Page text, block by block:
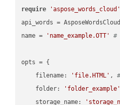
require
'aspose_words_cloud'
api_words =
name =
'name_example.OTT' #
opts = {
    filename:
'file.HTML' ,
    folder:
'folder_example'
    storage_name: